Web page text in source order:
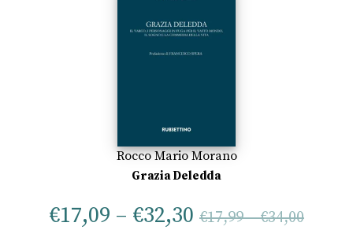
Rocco Mario Morano
Grazia Deledda
€17,09 – €32,30 €17,99–€34,00